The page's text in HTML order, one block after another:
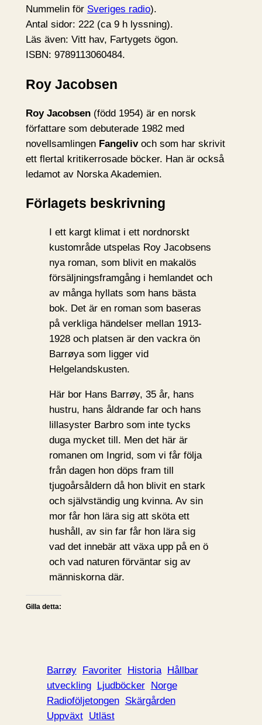
Nummelin för Sveriges radio).
Antal sidor: 222 (ca 9 h lyssning).
Läs även: Vitt hav, Fartygets ögon.
ISBN: 9789113060484.
Roy Jacobsen
Roy Jacobsen(född 1954) är en norsk
författare som debuterade 1982 med
novellsamlingen Fangelivoch som har skrivit
ett flertal kritikerrosade böcker. Han är också
ledamot av Norska Akademien.
Förlagets beskrivning
I ett kargt klimat i ett nordnorskt
kustområde utspelas Roy Jacobsens
nya roman, som blivit en makalös
försäljningsframgång i hemlandet och
av många hyllats som hans bästa
bok. Det är en roman som baseras
på verkliga händelser mellan 1913-
1928 och platsen är den vackra ön
Barrøya som ligger vid
Helgelandskusten.
Här bor Hans Barrøy, 35 år, hans
hustru, hans åldrande far och hans
lilla­syster Barbro som inte tycks
duga mycket till. Men det här är
romanen om Ingrid, som vi får följa
från dagen hon döps fram till
tjugoårsåldern då hon blivit en stark
och självständig ung kvinna. Av sin
mor får hon lära sig att sköta ett
hushåll, av sin far får hon lära sig
vad det innebär att växa upp på en ö
och vad naturen förväntar sig av
människorna där.
Gilla detta:
Barrøy Favoriter Historia
Hållbar
utveckling
Ljudböcker
Norge
Radioföljetongen Skärgården
Uppväxt Utläst